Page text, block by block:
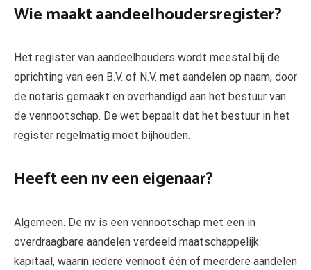
Wie maakt aandeelhoudersregister?
Het register van aandeelhouders wordt meestal bij de
oprichting van een B.V. of N.V. met aandelen op naam, door
de notaris gemaakt en overhandigd aan het bestuur van
de vennootschap. De wet bepaalt dat het bestuur in het
register regelmatig moet bijhouden.
Heeft een nv een eigenaar?
Algemeen. De nv is een vennootschap met een in
overdraagbare aandelen verdeeld maatschappelijk
kapitaal, waarin iedere vennoot één of meerdere aandelen